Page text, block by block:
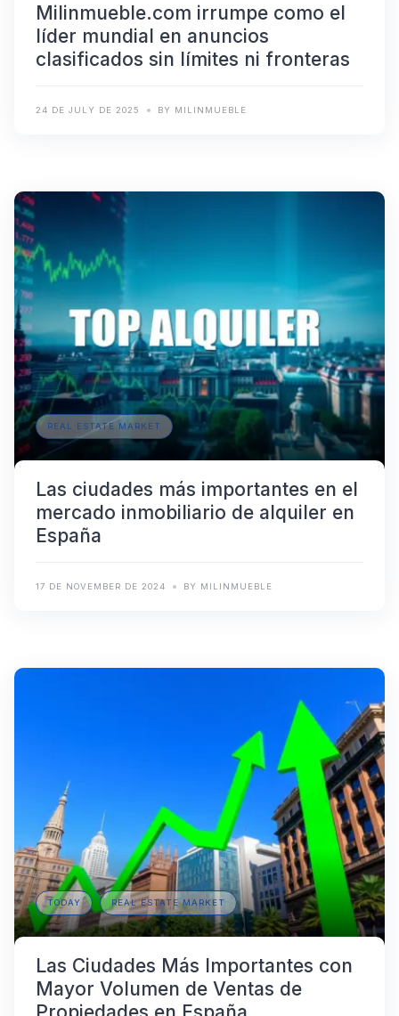
Milinmueble.com irrumpe como el
líder mundial en anuncios
clasificados sin límites ni fronteras
24 DE JULY DE 2025 BY MILINMUEBLE
REAL ESTATE MARKET
Las ciudades más importantes en el
mercado inmobiliario de alquiler en
España
17 DE NOVEMBER DE 2024 BY MILINMUEBLE
TODAY REAL ESTATE MARKET
Las Ciudades Más Importantes con
Mayor Volumen de Ventas de